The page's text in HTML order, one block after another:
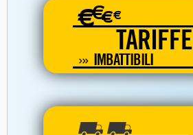
€€€€
TARIFFE
IMBATTIBILI